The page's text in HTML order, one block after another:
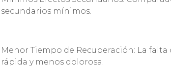
secundarios mínimos.
Menor Tiempo de Recuperación: La
rápida y menos dolorosa.